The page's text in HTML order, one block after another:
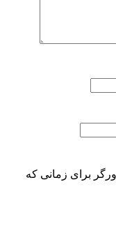
برای زمانی که